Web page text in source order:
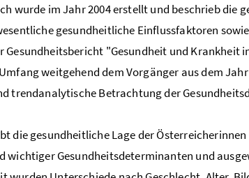
wurde im Jahr 2004 erstellt und beschrieb die
gesundheitliche Einflussfaktoren
Gesundheitsbericht "Gesundheit und Krankheit
weitgehend dem Vorgänger aus dem
trendanalytische Betrachtung der
die gesundheitliche Lage der
wichtiger Gesundheitsdeterminanten und